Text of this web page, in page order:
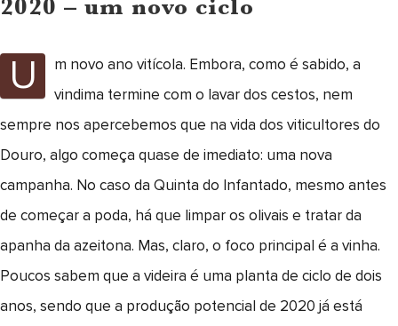
2020 – um novo ciclo
U
m novo ano vitícola. Embora, como é sabido, a
vindima termine com o lavar dos cestos, nem
sempre nos apercebemos que na vida dos viticultores do
Douro, algo começa quase de imediato: uma nova
campanha. No caso da Quinta do Infantado, mesmo antes
de começar a poda, há que limpar os olivais e tratar da
apanha da azeitona. Mas, claro, o foco principal é a vinha.
Poucos sabem que a videira é uma planta de ciclo de dois
anos, sendo que a produção potencial de 2020 já está